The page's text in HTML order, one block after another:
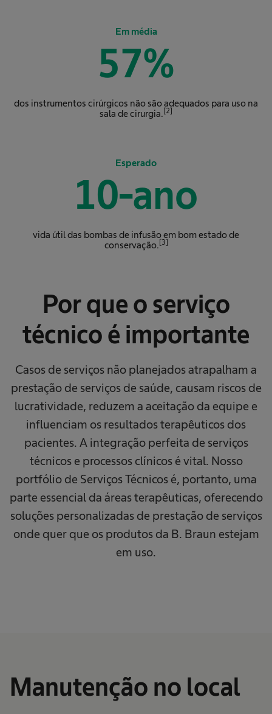
Em média
57%
dos instrumentos cirúrgicos não são adequados para uso na
sala de cirurgia. [2]
Esperado
10-ano
vida útil das bombas de infusão em bom estado de
conservação. [3]
Por que o serviço
técnico é importante
Casos de serviços não planejados atrapalham a
prestação de serviços de saúde, causam riscos de
lucratividade, reduzem a aceitação da equipe e
influenciam os resultados terapêuticos dos
pacientes. A integração perfeita de serviços
técnicos e processos clínicos é vital. Nosso
portfólio de Serviços Técnicos é, portanto, uma
parte essencial da áreas terapêuticas, oferecendo
soluções personalizadas de prestação de serviços
onde quer que os produtos da B. Braun estejam
em uso.
Manutenção no local